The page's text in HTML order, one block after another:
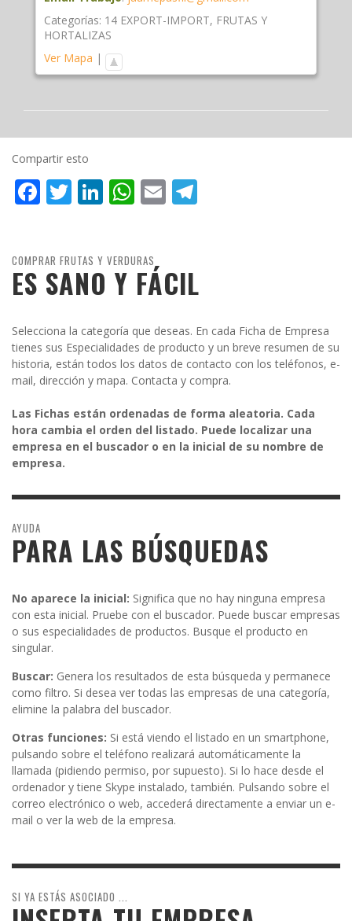
Categorías: 14 EXPORT-IMPORT, FRUTAS Y
HORTALIZAS
Ver Mapa |
Compartir esto
Facebook
Twitter
LinkedIn
WhatsApp
Email
COMPRAR FRUTAS Y VERDURAS
ES SANO Y FÁCIL
Selecciona la categoría que deseas. En cada Ficha de Empresa
tienes sus Especialidades de producto y un breve resumen de su
historia, están todos los datos de contacto con los teléfonos, e-
mail, dirección y mapa. Contacta y compra.
Las Fichas están ordenadas de forma aleatoria. Cada
hora cambia el orden del listado. Puede localizar una
empresa en el buscador o en la inicial de su nombre de
empresa.
AYUDA
PARA LAS BÚSQUEDAS
No aparece la inicial: Significa que no hay ninguna empresa
con esta inicial. Pruebe con el buscador. Puede buscar empresas
o sus especialidades de productos. Busque el producto en
singular.
Buscar: Genera los resultados de esta búsqueda y permanece
como filtro. Si desea ver todas las empresas de una categoría,
elimine la palabra del buscador.
Otras funciones: Si está viendo el listado en un smartphone,
pulsando sobre el teléfono realizará automáticamente la
llamada (pidiendo permiso, por supuesto). Si lo hace desde el
ordenador y tiene Skype instalado, también. Pulsando sobre el
correo electrónico o web, accederá directamente a enviar un e-
mail o ver la web de la empresa.
SI YA ESTÁS ASOCIADO ...